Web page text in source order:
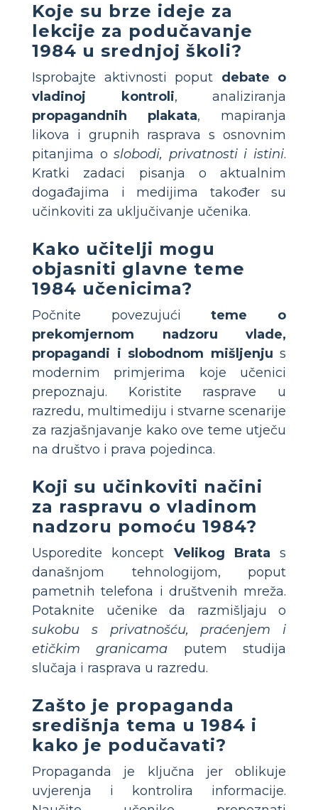
Koje su brze ideje za
lekcije za podučavanje
1984 u srednjoj školi?
Isprobajte aktivnosti poput debate o
vladinoj kontroli, analiziranja
propagandnih plakata, mapiranja
likova i grupnih rasprava s osnovnim
pitanjima oslobodi, privatnosti i istini.
Kratki zadaci pisanja o aktualnim
događajima i medijima također su
učinkoviti za uključivanje učenika.
Kako učitelji mogu
objasniti glavne teme
1984 učenicima?
Počnite povezujućiteme o
prekomjernom nadzoru vlade,
propagandi i slobodnom mišljenju s
modernim primjerima koje učenici
prepoznaju. Koristite rasprave u
razredu, multimediju i stvarne scenarije
za razjašnjavanje kako ove teme utječu
na društvo i prava pojedinca.
Koji su učinkoviti načini
za raspravu o vladinom
nadzoru pomoću 1984?
Usporedite koncept Velikog Brata s
današnjom tehnologijom, poput
pametnih telefona i društvenih mreža.
Potaknite učenike da razmišljaju o
sukobu s privatnošću, praćenjem i
etičkim granicama putem studija
slučaja i rasprava u razredu.
Zašto je propaganda
središnja tema u 1984 i
kako je podučavati?
Propaganda je ključna jer oblikuje
uvjerenja i kontrolira informacije.